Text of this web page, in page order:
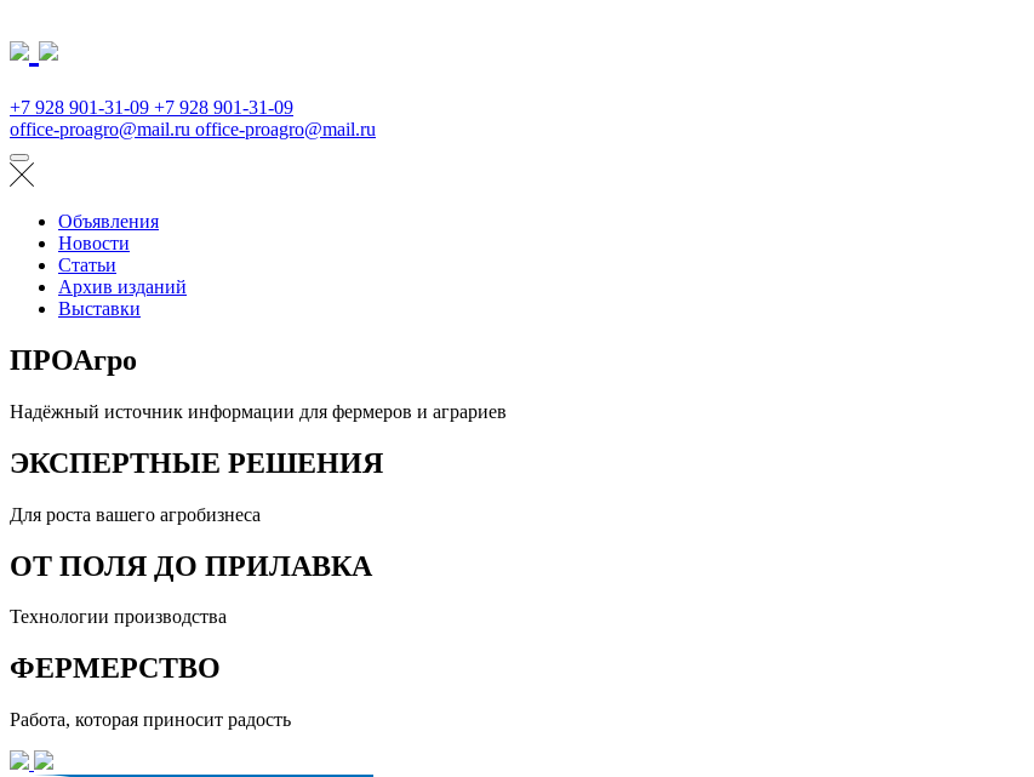
+7 928 901-31-09 +7 928 901-31-09
office-proagro@mail.ru office-proagro@mail.ru
Объявления
Новости
Статьи
Архив изданий
Выставки
ПРОАгро
Надёжный источник информации для фермеров и аграриев
ЭКСПЕРТНЫЕ РЕШЕНИЯ
Для роста вашего агробизнеса
ОТ ПОЛЯ ДО ПРИЛАВКА
Технологии производства
ФЕРМЕРСТВО
Работа, которая приносит радость